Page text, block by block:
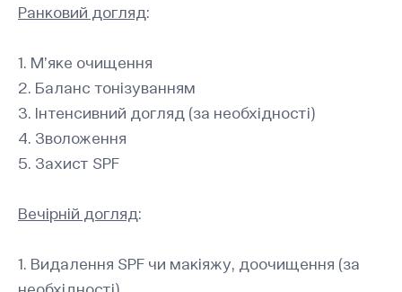
Ранковий догляд:
1. М’яке очищення
2. Баланс тонізуванням
3. Інтенсивний догляд (за необхідності)
4. Зволоження
5. Захист SPF
Вечірній догляд:
1. Видалення SPF чи макіяжу, доочищення (за